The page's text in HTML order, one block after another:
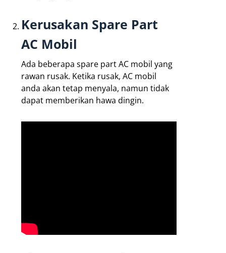
Kerusakan Spare Part
AC Mobil
Ada beberapa spare part AC mobil yang
rawan rusak. Ketika rusak, AC mobil
anda akan tetap menyala, namun tidak
dapat memberikan hawa dingin.